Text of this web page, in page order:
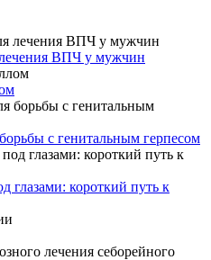
ВПЧ у мужчин
с генитальным герпесом
глазами: короткий путь к